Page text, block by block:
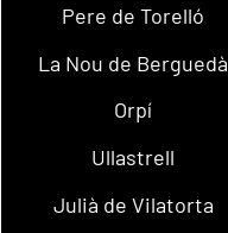
Pere de Torelló
La Nou de Berguedà
Orpí
Ullastrell
Julià de Vilatorta